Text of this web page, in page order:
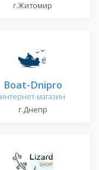
г.Житомир
Boat-Dnipro
интернет-магазин
г.Днепр